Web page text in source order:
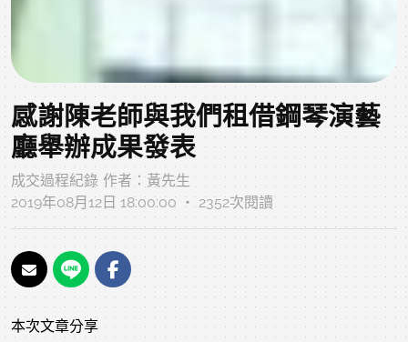
感謝陳老師與我們租借鋼琴演藝
廳舉辦成果發表
成交過程紀錄 作者：黃先生
2019年08月12日 18:00:00 ‧ 2352次閱讀
本次文章分享